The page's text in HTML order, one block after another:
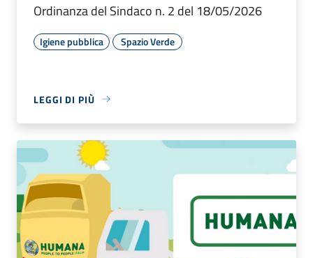
Ordinanza del Sindaco n. 2 del 18/05/2026
Igiene pubblica Spazio Verde
LEGGI DI PIÙ